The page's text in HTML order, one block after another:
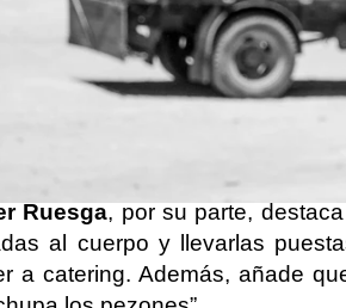
que han sucedido durante
, La Bambi, desvela que en
por Raúl Prieto,
que tenía, terminó
Ruesga, por su parte,
al cuerpo y llevarlas
a catering. Además, añade